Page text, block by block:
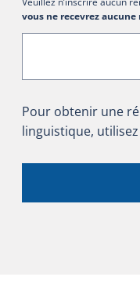
vous ne recevrez aucune
Pour obtenir une
linguistique,